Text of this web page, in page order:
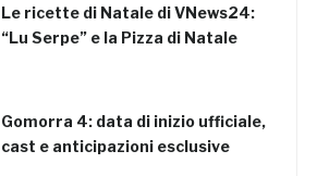
Le ricette di Natale di VNews24:
“Lu Serpe” e la Pizza di Natale
Gomorra 4: data di inizio ufficiale,
cast e anticipazioni esclusive